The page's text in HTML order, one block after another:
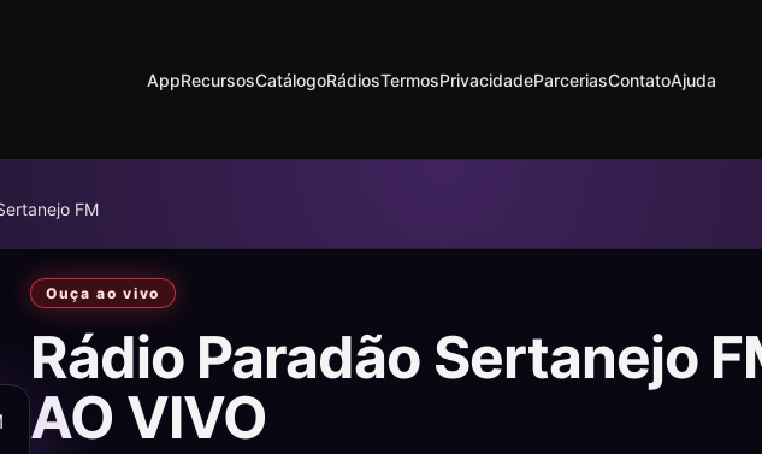
AppRecursosCatálogoRádiosTermosPrivacidadeParceriasContatoAjuda
FM
Ouça ao vivo
Rádio Paradão Sertanejo
AO VIVO